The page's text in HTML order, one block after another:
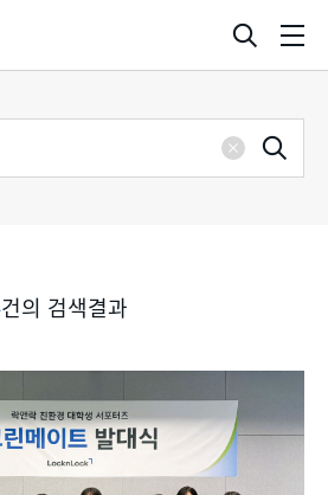
검
색
열
삭
검
건의 검색결과